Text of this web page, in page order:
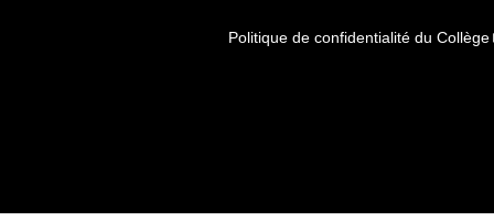
Politique de confidentialité du Collège